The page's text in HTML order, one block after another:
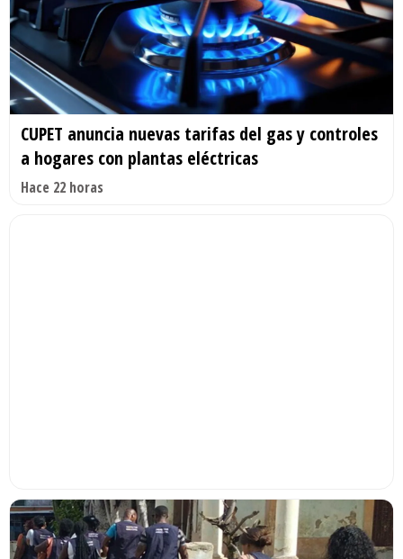
CUPET anuncia nuevas tarifas del gas y controles
a hogares con plantas eléctricas
Hace 22 horas